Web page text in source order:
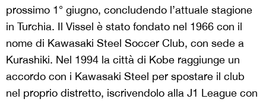
prossimo 1° giugno, concludendo l’attuale stagione
in Turchia. Il Vissel è stato fondato nel 1966 con il
nome di Kawasaki Steel Soccer Club, con sede a
Kurashiki. Nel 1994 la città di Kobe raggiunge un
accordo con i Kawasaki Steel per spostare il club
nel proprio distretto, iscrivendolo alla J1 League con